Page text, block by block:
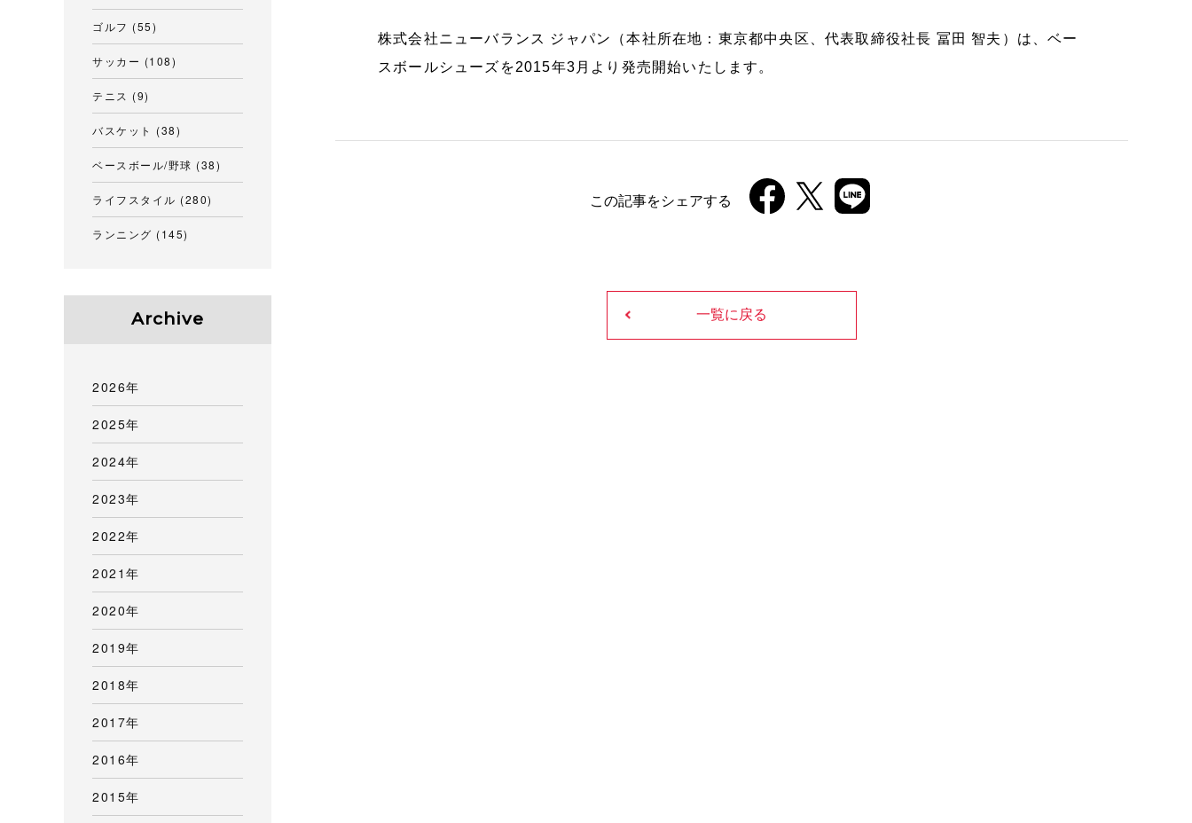
株式会社ニューバランス ジャパン（本社所在地：東京都中央区、代表取締役社長 冨田 智夫）は、ベー
スボールシューズを2015年3月より発売開始いたします。
この記事をシェアする
一覧に戻る
ゴルフ (55)
サッカー (108)
テニス (9)
バスケット (38)
ベースボール/野球 (38)
ライフスタイル (280)
ランニング (145)
Archive
2026年
2025年
2024年
2023年
2022年
2021年
2020年
2019年
2018年
2017年
2016年
2015年